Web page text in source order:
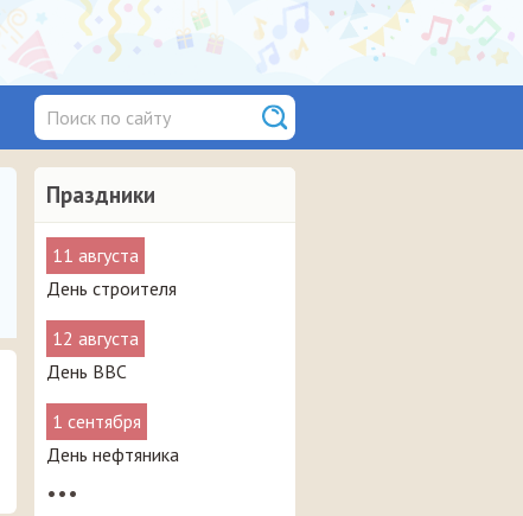
Праздники
11 августа
День строителя
12 августа
День ВВС
1 сентября
День нефтяника
•••